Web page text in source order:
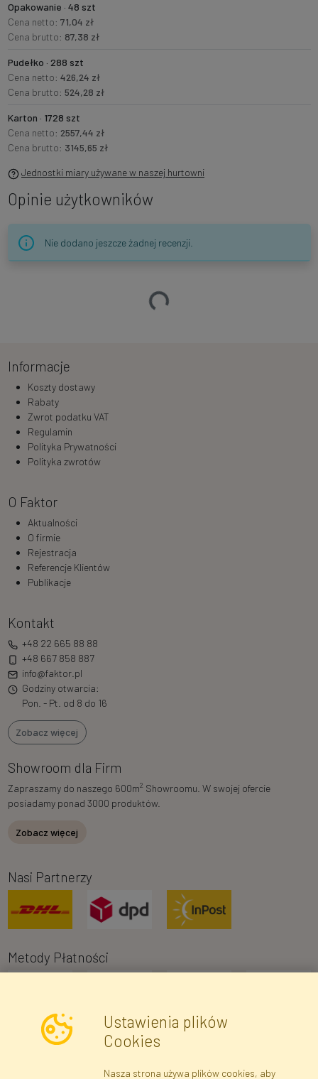
Opakowanie · 48 szt
Cena netto: 71,04 zł
Cena brutto: 87,38 zł
Pudełko · 288 szt
Cena netto: 426,24 zł
Cena brutto: 524,28 zł
Karton · 1728 szt
Cena netto: 2557,44 zł
Cena brutto: 3145,65 zł
Jednostki miary używane w naszej hurtowni
Opinie użytkowników
Nie dodano jeszcze żadnej recenzji.
Ładowanie…
Informacje
Koszty dostawy
Rabaty
Zwrot podatku VAT
Regulamin
Polityka Prywatności
Polityka zwrotów
O Faktor
Aktualności
O firmie
Rejestracja
Referencje Klientów
Publikacje
Kontakt
+48 22 665 88 88
+48 667 858 887
info@faktor.pl
Godziny otwarcia:
Pon. - Pt. od 8 do 16
Zobacz więcej
Showroom dla Firm
Zapraszamy do naszego 600m2 Showroomu. W swojej ofercie
posiadamy ponad 3000 produktów.
Zobacz więcej
Nasi Partnerzy
Metody Płatności
Ustawienia plików
Cookies
Nasza strona używa plików cookies, aby